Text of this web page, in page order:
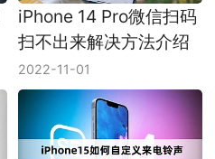
iPhone 14 Pro微信扫码
扫不出来解决方法介绍
2022-11-01